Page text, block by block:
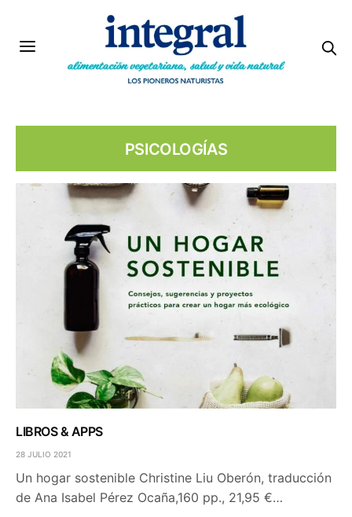
PSICOLOGÍAS
LIBROS & APPS
28 JULIO 2021
Un hogar sostenible Christine Liu Oberón, traducción
de Ana Isabel Pérez Ocaña,160 pp., 21,95 €…